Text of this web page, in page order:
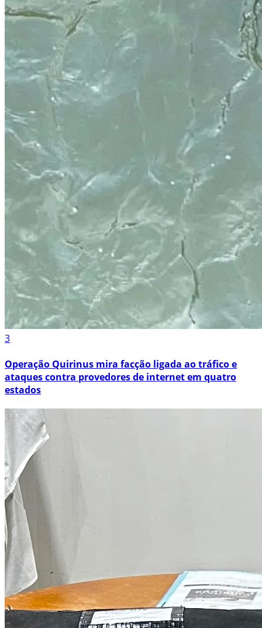
3
Operação Quirinus mira facção ligada ao tráfico e
ataques contra provedores de internet em quatro
estados